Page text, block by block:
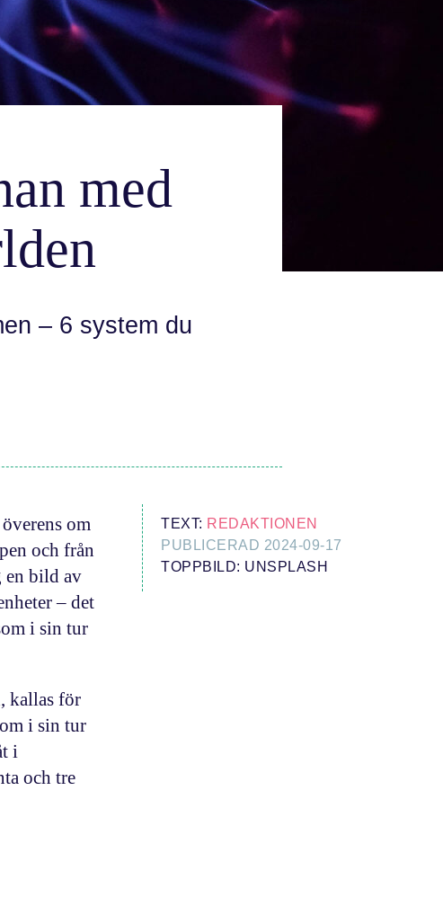
med
– 6 system du
om
och från
en bild av
– det
i sin tur
kallas för
i sin tur
i
och tre
TEXT: REDAKTIONEN
PUBLICERAD 2024-09-17
TOPPBILD: UNSPLASH